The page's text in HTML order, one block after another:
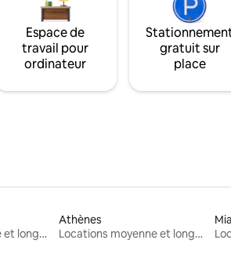
Espace de
travail pour
ordinateur
gratuit sur
place
Locations moyenne et longue durée
Athènes
Locations moyenne et longue durée